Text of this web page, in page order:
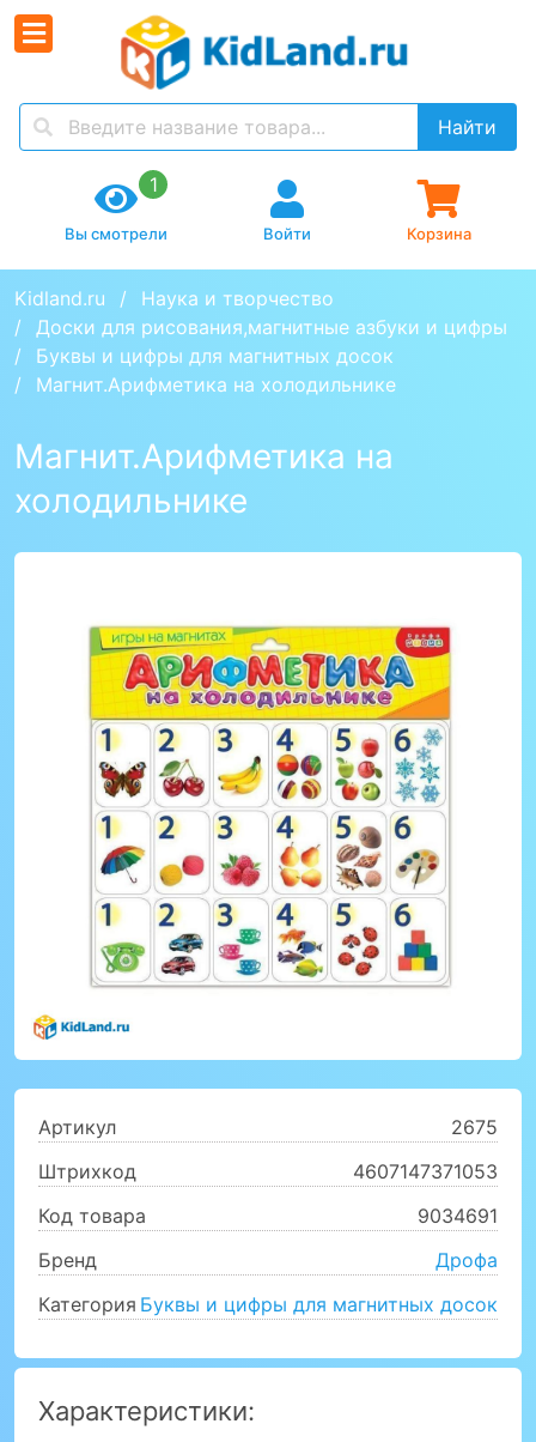
Найти
1
Вы смотрели Войти Корзина
Kidland.ru
Наука и творчество
Доски для рисования,магнитные азбуки и цифры
Буквы и цифры для магнитных досок
Магнит.Арифметика на холодильнике
Магнит.Арифметика на
холодильнике
Артикул
2675
Штрихкод
4607147371053
Код товара
9034691
Бренд
Дрофа
Категория Буквы и цифры для магнитных досок
Характеристики: